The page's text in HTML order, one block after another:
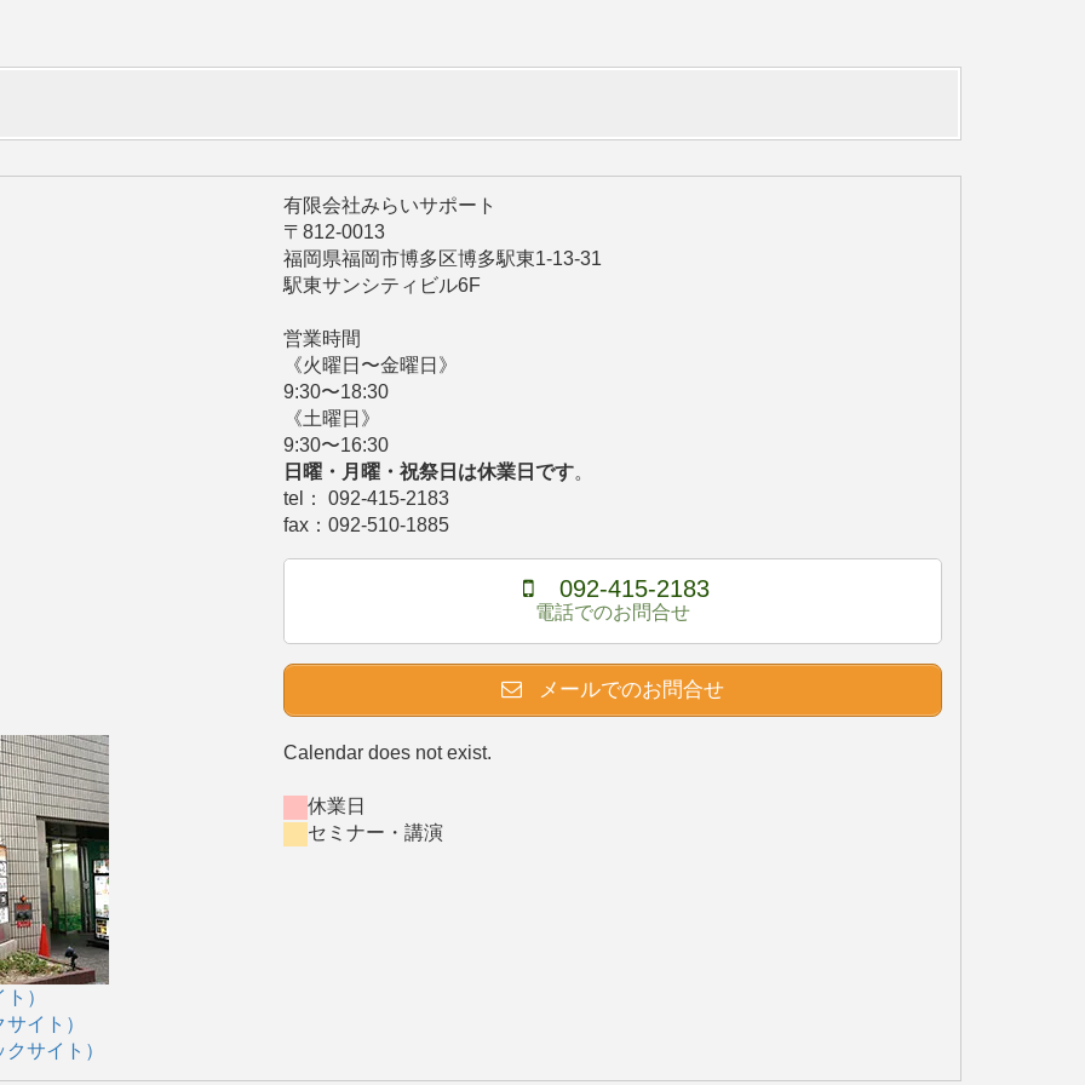
）
イト）
サイト）
有限会社みらいサポート
〒812-0013
福岡県福岡市博多区博多駅東1-13-31
駅東サンシティビル6F
営業時間
《火曜日〜金曜日》
9:30〜18:30
《土曜日》
9:30〜16:30
日曜・月曜・祝祭日は休業日です。
tel： 092-415-2183
fax：092-510-1885
092-415-2183
電話でのお問合せ
メールでのお問合せ
Calendar does not exist.
休業日
セミナー・講演